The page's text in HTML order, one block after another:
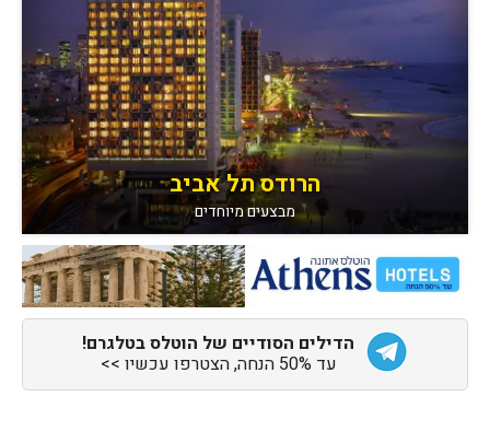
הרודס תל אביב
מבצעים מיוחדים
הדילים הסודיים של הוטלס בטלגרם!
עד 50% הנחה, הצטרפו עכשיו >>